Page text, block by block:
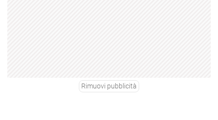
Rimuovi pubblicità